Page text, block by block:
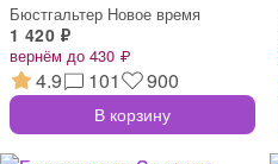
Бюстгальтер Новое время
1 420 ₽
вернём до 430 ₽
4.9 101 900
В корзину